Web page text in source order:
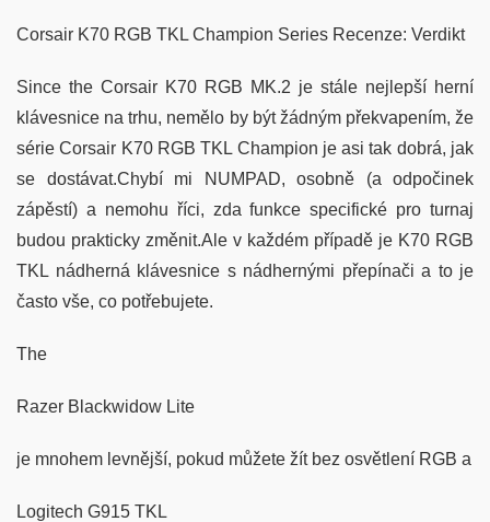
Corsair K70 RGB TKL Champion Series Recenze: Verdikt
Since the Corsair K70 RGB MK.2 je stále nejlepší herní
klávesnice na trhu, nemělo by být žádným překvapením, že
série Corsair K70 RGB TKL Champion je asi tak dobrá, jak
se dostávat.Chybí mi NUMPAD, osobně (a odpočinek
zápěstí) a nemohu říci, zda funkce specifické pro turnaj
budou prakticky změnit.Ale v každém případě je K70 RGB
TKL nádherná klávesnice s nádhernými přepínači a to je
často vše, co potřebujete.
The
Razer Blackwidow Lite
je mnohem levnější, pokud můžete žít bez osvětlení RGB a
Logitech G915 TKL